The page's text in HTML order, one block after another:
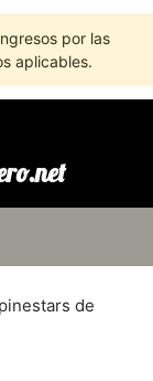
por las
aplicables.
de